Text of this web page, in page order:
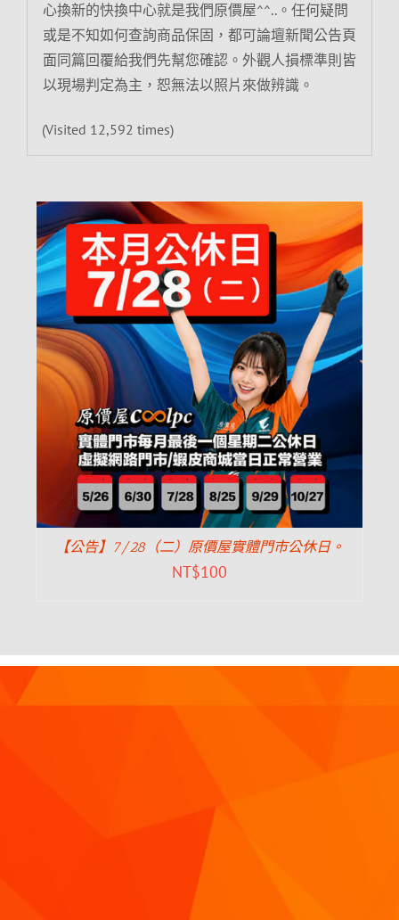
心換新的快換中心就是我們原價屋^^..。任何疑問
或是不知如何查詢商品保固，都可論壇新聞公告頁
面同篇回覆給我們先幫您確認。外觀人損標準則皆
以現場判定為主，恕無法以照片來做辨識。
(Visited 12,592 times)
【公告】7/28（二）原價屋實體門市公休日。
NT$100